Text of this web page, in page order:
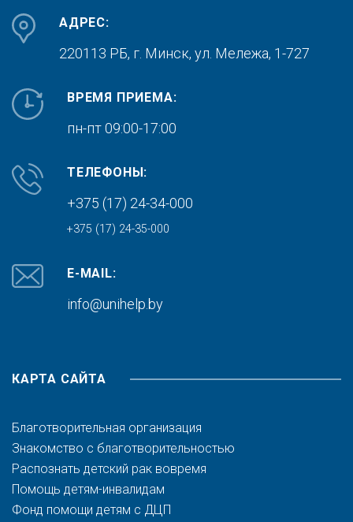
АДРЕС:
220113 РБ, г. Минск, ул. Мележа, 1-727
ВРЕМЯ ПРИЕМА:
пн-пт 09:00-17:00
ТЕЛЕФОНЫ:
+375 (17) 24-34-000
+375 (17) 24-35-000
E-MAIL:
info@unihelp.by
КАРТА САЙТА
Благотворительная организация
Знакомство с благотворительностью
Распознать детский рак вовремя
Помощь детям-инвалидам
Фонд помощи детям с ДЦП